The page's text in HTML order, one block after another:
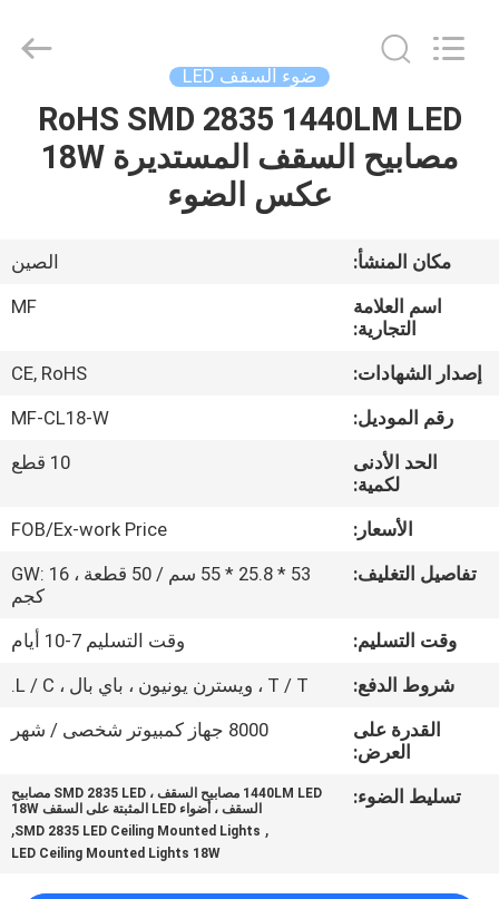
بيت
أشرطة
فيديو
حول
جولة
المعمل
رقابة
جودة
اتصل
Lighting
Co.,Ltd..
ضوء السقف LED
RoHS SMD 2835 1440LM LED
مصابيح السقف المستديرة 18W
عكس الضوء
مكان المنشأ:
الصين
اسم العلامة
التجارية:
MF
إصدار الشهادات:
CE, RoHS
رقم الموديل:
MF-CL18-W
الحد الأدنى
لكمية:
10 قطع
الأسعار:
FOB/Ex-work Price
تفاصيل التغليف:
53 * 25.8 * 55 سم / 50 قطعة ، GW: 16
كجم
وقت التسليم:
وقت التسليم 7-10 أيام
شروط الدفع:
T / T ، ويسترن يونيون ، باي بال ، L / C.
القدرة على
العرض:
8000 جهاز كمبيوتر شخصى / شهر
تسليط الضوء:
1440LM LED مصابيح السقف ، SMD 2835 LED مصابيح
السقف ، أضواء LED المثبتة على السقف 18W
,
SMD 2835 LED Ceiling Mounted Lights
,
LED Ceiling Mounted Lights 18W